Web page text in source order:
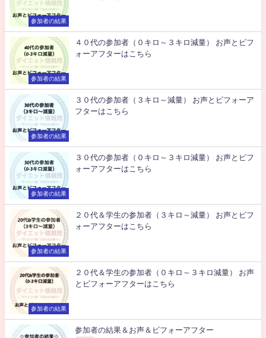
参加者の結果
参加者の結果
４０代の参加者（０キロ～３キロ減量） お声とビフ
ォーアフターはこちら
参加者の結果
３０代の参加者（３キロ～減量） お声とビフォーア
フターはこちら
参加者の結果
３０代の参加者（０キロ～３キロ減量） お声とビフ
ォーアフターはこちら
参加者の結果
２０代＆学生の参加者（３キロ～減量） お声とビフ
ォーアフターはこちら
参加者の結果
２０代＆学生の参加者（０キロ～３キロ減量） お声
とビフォーアフターはこちら
参加者の結果＆お声＆ビフォーアフター